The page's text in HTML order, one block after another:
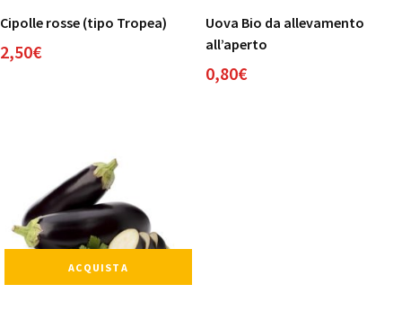
Cipolle rosse (tipo Tropea)
2,50€
Uova Bio da allevamento
all’aperto
0,80€
ACQUISTA